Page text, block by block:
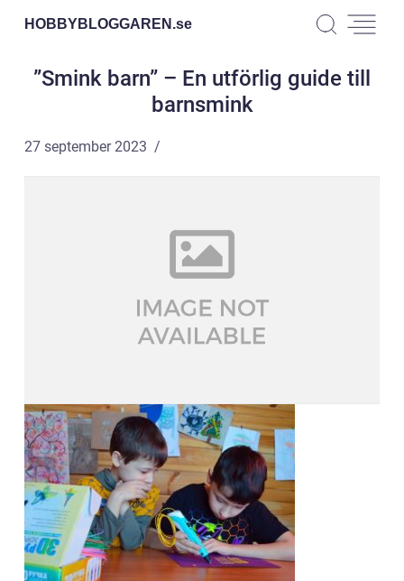
HOBBYBLOGGAREN.se
”Smink barn” – En utförlig guide till
barnsmink
27 september 2023